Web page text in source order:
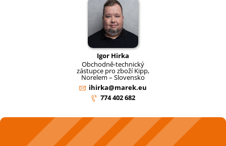
Igor Hirka
Obchodně-technický
zástupce pro zboží Kipp,
Norelem – Slovensko
ihirka@marek.eu
774 402 682